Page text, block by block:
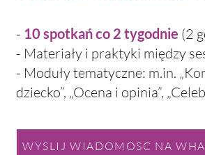
- 10 spotkań co 2 tygodnie (2
- Materiały i praktyki między
- Moduły tematyczne: m.in.
dziecko”, „Ocena i opinia”,
WYSLIJ WIADOMOSC NA